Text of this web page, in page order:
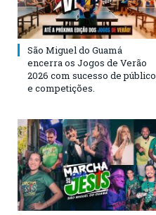
São Miguel do Guamá
encerra os Jogos de Verão
2026 com sucesso de público
e competições.